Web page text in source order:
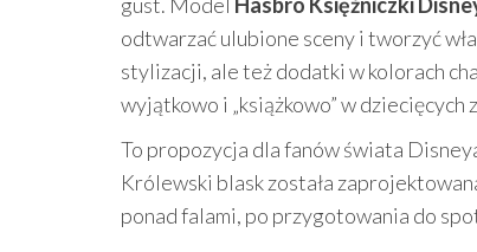
odtwarzać ulubione sceny i tworzyć
stylizacji, ale też dodatki w kolorach
wyjątkowo i „książkowo” w dziecięcych
To propozycja dla fanów świata
Królewski blask została
ponad falami, po przygotowania do